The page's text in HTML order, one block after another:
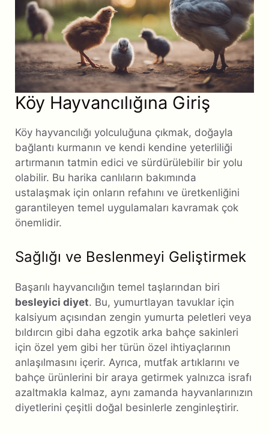
Köy Hayvancılığına Giriş
Köy hayvancılığı yolculuğuna çıkmak, doğayla
bağlantı kurmanın ve kendi kendine yeterliliği
artırmanın tatmin edici ve sürdürülebilir bir yolu
olabilir. Bu harika canlıların bakımında
ustalaşmak için onların refahını ve üretkenliğini
garantileyen temel uygulamaları kavramak çok
önemlidir.
Sağlığı ve Beslenmeyi Geliştirmek
Başarılı hayvancılığın temel taşlarından biri
besleyici diyet. Bu, yumurtlayan tavuklar için
kalsiyum açısından zengin yumurta peletleri veya
bıldırcın gibi daha egzotik arka bahçe sakinleri
için özel yem gibi her türün özel ihtiyaçlarının
anlaşılmasını içerir. Ayrıca, mutfak artıklarını ve
bahçe ürünlerini bir araya getirmek yalnızca israfı
azaltmakla kalmaz, aynı zamanda hayvanlarınızın
diyetlerini çeşitli doğal besinlerle zenginleştirir.